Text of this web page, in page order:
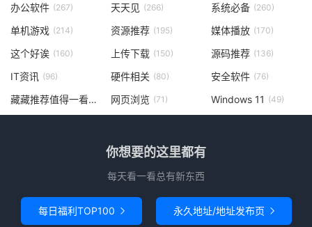
办公软件 (267) 天天见 (266) 系统必备 (260)
单机游戏 (214) 资源推荐 (195) 媒体播放 (170)
这个好诶 (160) 上传下载 (150) 源码推荐 (136)
IT资讯 (96) 硬件相关 (80) 安全软件 (76)
藏藏推荐值得一看 网页浏览 (71) Windows 11 (49)
你想要的这里都有
每天看一看总有新东西
每日福利TOP100  永久地址/地址发布页 